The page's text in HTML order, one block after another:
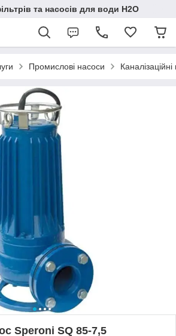
та насосів для води H2O
Промислові насоси
Speroni SQ 85-7,5